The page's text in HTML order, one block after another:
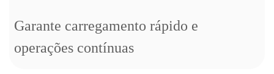
Garante carregamento rápido e
operações contínuas